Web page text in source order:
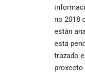
no 2018
están
está
trazado
proxecto